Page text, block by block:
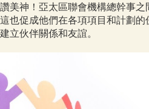
美神！亞太區聯會機構總幹事
也促成他們在各項項目和計劃
立伙伴關係和友誼。